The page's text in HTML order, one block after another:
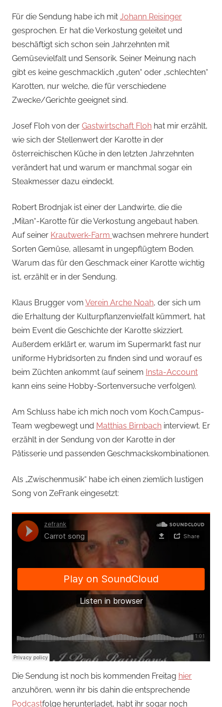
Für die Sendung habe ich mit Johann Reisinger
gesprochen. Er hat die Verkostung geleitet und
beschäftigt sich schon sein Jahrzehnten mit
Gemüsevielfalt und Sensorik. Seiner Meinung nach
gibt es keine geschmacklich „guten“ oder „schlechten“
Karotten, nur welche, die für verschiedene
Zwecke/Gerichte geeignet sind.
Josef Floh von der Gastwirtschaft Floh hat mir erzählt,
wie sich der Stellenwert der Karotte in der
österreichischen Küche in den letzten Jahrzehnten
verändert hat und warum er manchmal sogar ein
Steakmesser dazu eindeckt.
Robert Brodnjak ist einer der Landwirte, die die
„Milan“-Karotte für die Verkostung angebaut haben.
Auf seiner Krautwerk-Farm wachsen mehrere hundert
Sorten Gemüse, allesamt in ungepflügtem Boden.
Warum das für den Geschmack einer Karotte wichtig
ist, erzählt er in der Sendung.
Klaus Brugger vom Verein Arche Noah, der sich um
die Erhaltung der Kulturpflanzenvielfalt kümmert, hat
beim Event die Geschichte der Karotte skizziert.
Außerdem erklärt er, warum im Supermarkt fast nur
uniforme Hybridsorten zu finden sind und worauf es
beim Züchten ankommt (auf seinem Insta-Account
kann eins seine Hobby-Sortenversuche verfolgen).
Am Schluss habe ich mich noch vom Koch.Campus-
Team wegbewegt und Matthias Birnbach interviewt. Er
erzählt in der Sendung von der Karotte in der
Pâtisserie und passenden Geschmackskombinationen.
Als „Zwischenmusik“ habe ich einen ziemlich lustigen
Song von ZeFrank eingesetzt:
Die Sendung ist noch bis kommenden Freitag hier
anzuhören, wenn ihr bis dahin die entsprechende
Podcastfolge herunterladet, habt ihr sogar noch